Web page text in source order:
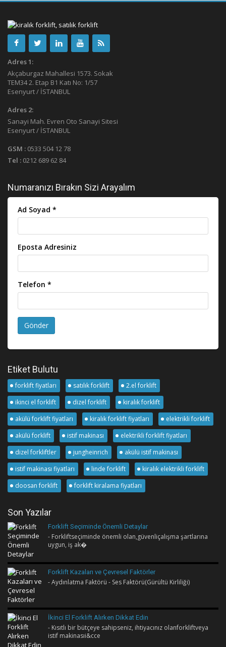
Adres 1:
Akçaburgaz Mahallesi 1573. Sokak
TEM34 2. Etap B1 Katı No: 1/57
Esenyurt / İSTANBUL
Adres 2:
Sanayi Mah. Evren Oto Sanayi Sitesi
Esenyurt / İSTANBUL
GSM : 0533 504 12 78
Tel : 0212 689 62 84
Numaranızı Bırakın Sizi Arayalım
Ad Soyad *
Eposta Adresiniz
Telefon *
Gönder
Etiket Bulutu
forklift fiyatları satılık forklift
2.el forklift
ikinci el forklift
dizel forklift
kiralık forklift
akülü forklift fiyatları
kiralık forklift fiyatları
elektrikli forklift
akülü forklift
istif makinası
elektrikli forklift fiyatları
dizel forkliftler
jungheinrich
akülü istif makinası
istif makinası fiyatları
linde forklift
kiralık elektrikli forklift
doosan forklift
forklift kiralama fiyatları
Son Yazılar
Forklift Seçiminde Önemli Detaylar
- Forkliftseçiminde önemli olan,güvenliçalışma şartlarına
uygun, iş ak�
Forklift Kazaları ve Çevresel Faktörler
- Aydınlatma Faktörü - Ses Faktörü(Gürültü Kirliliği)
İkinci El Forklift Alırken Dikkat Edin
- Kısıtlı bir bütçeye sahipseniz, ihtiyacınız olanforkliftveya
istif makinasıi&cce